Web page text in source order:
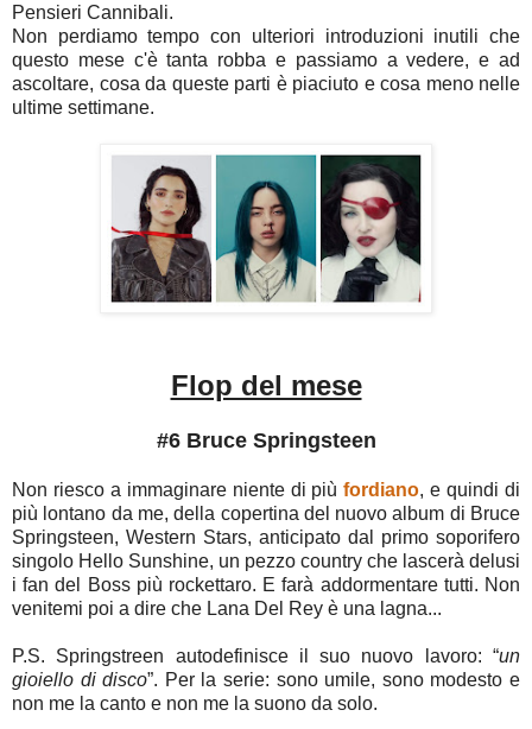
Pensieri Cannibali.
Non perdiamo tempo con ulteriori introduzioni inutili che
questo mese c'è tanta robba e passiamo a vedere, e ad
ascoltare, cosa da queste parti è piaciuto e cosa meno nelle
ultime settimane.
Flop del mese
#6 Bruce Springsteen
Non riesco a immaginare niente di piùfordiano, e quindi di
più lontano da me, della copertina del nuovo album di Bruce
Springsteen, Western Stars, anticipato dal primo soporifero
singolo Hello Sunshine, un pezzo country che lascerà delusi
i fan del Boss più rockettaro. E farà addormentare tutti. Non
venitemi poi a dire che Lana Del Rey è una lagna...
P.S. Springstreen autodefinisce il suo nuovo lavoro: “un
gioiello di disco”. Per la serie: sono umile, sono modesto e
non me la canto e non me la suono da solo.